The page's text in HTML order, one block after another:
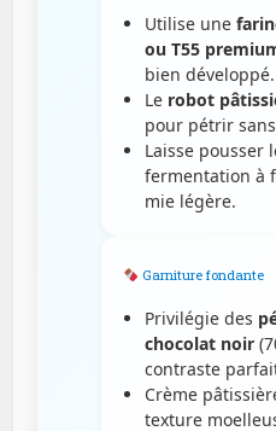
Utilise une
ou T55
bien développé.
Le robot
pour pétrir
Laisse pousser
fermentation à
mie légère.
Garniture fondante
Privilégie des
chocolat noir
contraste
Crème
texture